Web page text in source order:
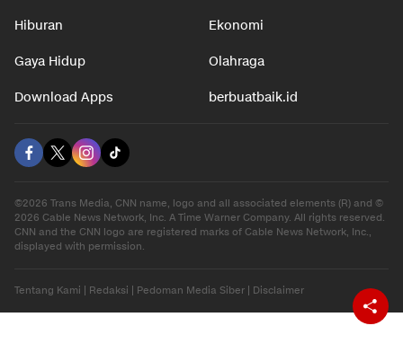
Hiburan Ekonomi
Gaya Hidup Olahraga
Download Apps berbuatbaik.id
©2026 Trans Media, CNN name, logo and all associated elements (R) and ©
2026 Cable News Network, Inc. A Time Warner Company. All rights reserved.
CNN and the CNN logo are registered marks of Cable News Network, Inc.,
displayed with permission.
Tentang Kami | Redaksi | Pedoman Media Siber | Disclaimer